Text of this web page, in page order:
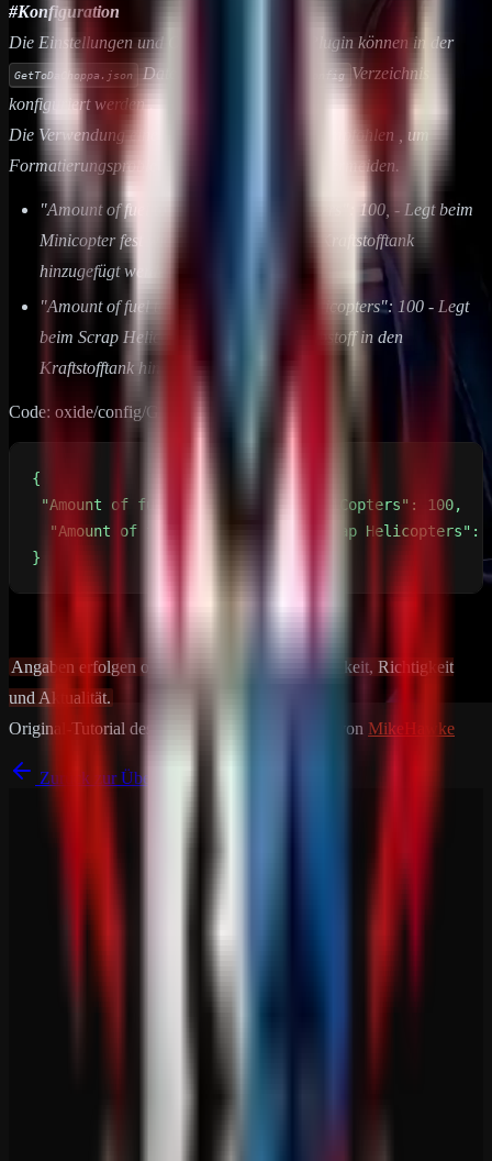
#Konfiguration
Die Einstellungen und Optionen für dieses Plugin können in der
GetToDaChoppa.json Datei unter dem oxide/config Verzeichnis
konfiguriert werden .
Die Verwendung eines "
" wird empfohlen , um
Formatierungsprobleme und Syntaxfehler zu vermeiden.
"Amount of fuel to spawn with MiniCopters": 100, - Legt beim
Minicopter fest wie viel Treibstoff in den Kraftstofftank
hinzugefügt werden soll.
"Amount of fuel to spawn with Scrap Helicopters": 100 - Legt
beim Scrap Helicopters fest wie viel Treibstoff in den
Kraftstofftank hinzugefügt werden soll.
Code: oxide/config/GetToDaChoppa.json
}
Angaben erfolgen ohne Gewähr auf Vollständigkeit, Richtigkeit
und Aktualität.
Original-Tutorial des Plugins
von MikeHawke
Zurück zur Übersicht